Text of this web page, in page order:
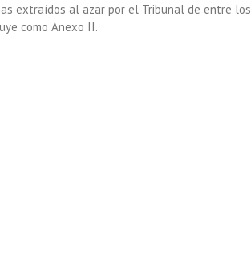
extraídos al azar por el Tribunal de entre los
como Anexo II.